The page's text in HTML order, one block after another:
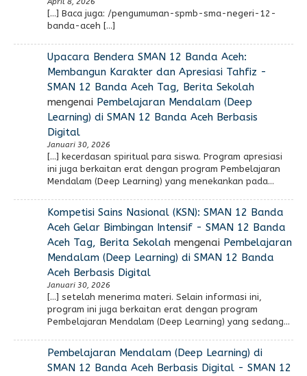
April 8, 2026
[…] Baca juga: /pengumuman-spmb-sma-negeri-12-
banda-aceh […]
Upacara Bendera SMAN 12 Banda Aceh:
Membangun Karakter dan Apresiasi Tahfiz -
SMAN 12 Banda Aceh Tag, Berita Sekolah
mengenai Pembelajaran Mendalam (Deep
Learning) di SMAN 12 Banda Aceh Berbasis
Digital
Januari 30, 2026
[…] kecerdasan spiritual para siswa. Program apresiasi
ini juga berkaitan erat dengan program Pembelajaran
Mendalam (Deep Learning) yang menekankan pada…
Kompetisi Sains Nasional (KSN): SMAN 12 Banda
Aceh Gelar Bimbingan Intensif - SMAN 12 Banda
Aceh Tag, Berita Sekolahmengenai Pembelajaran
Mendalam (Deep Learning) di SMAN 12 Banda
Aceh Berbasis Digital
Januari 30, 2026
[…] setelah menerima materi. Selain informasi ini,
program ini juga berkaitan erat dengan program
Pembelajaran Mendalam (Deep Learning) yang sedang…
Pembelajaran Mendalam (Deep Learning) di
SMAN 12 Banda Aceh Berbasis Digital - SMAN 12